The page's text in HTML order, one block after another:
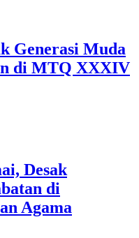
Generasi Muda
di MTQ XXXIV
Desak
di
Agama